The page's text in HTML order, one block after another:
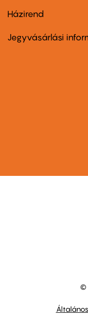
Footer
second
Házirend
Jegyvásárlási
©